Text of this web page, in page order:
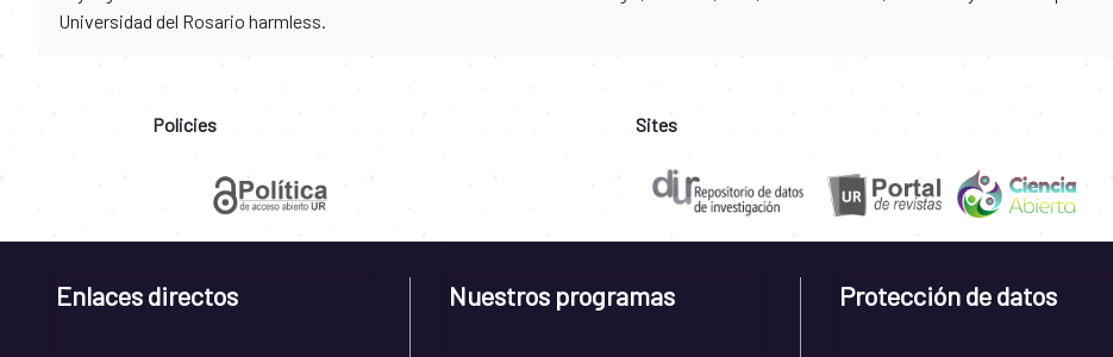
Universidad del Rosario harmless.
Policies Sites
Enlaces directos Nuestros programas Protección de datos